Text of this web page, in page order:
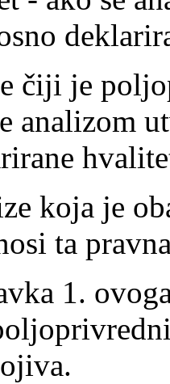
čiji je
analizom
koja je
ta
1.